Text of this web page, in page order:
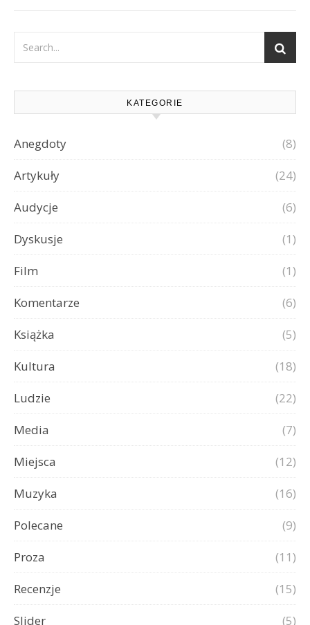
KATEGORIE
Anegdoty
(8)
Artykuły
(24)
Audycje
(6)
Dyskusje
(1)
Film
(1)
Komentarze
(6)
Książka
(5)
Kultura
(18)
Ludzie
(22)
Media
(7)
Miejsca
(12)
Muzyka
(16)
Polecane
(9)
Proza
(11)
Recenzje
(15)
Slider
(5)